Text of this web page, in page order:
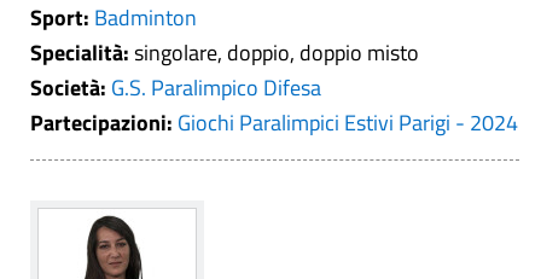
Sport: Badminton
Specialità:singolare, doppio, doppio misto
Società: G.S. Paralimpico Difesa
Partecipazioni: Giochi Paralimpici Estivi Parigi - 2024